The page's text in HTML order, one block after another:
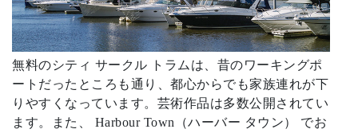
無料のシティ サークル トラムは、昔のワーキングポ
ートだったところも通り、都心からでも家族連れが下
りやすくなっています。芸術作品は多数公開されてい
ます。また、 Harbour Town（ハーバー タウン） でお